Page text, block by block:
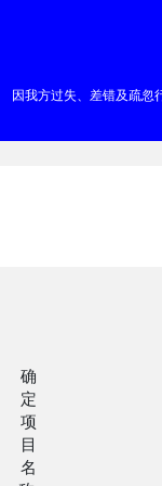
因我方过失、差错及疏忽
确
定
项
目
名